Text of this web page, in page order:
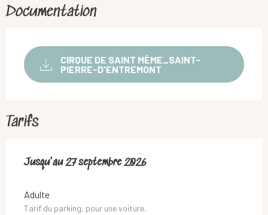
Documentation
CIRQUE DE SAINT MÊME_SAINT-
PIERRE-D'ENTREMONT
Tarifs
Du4 avril 2026au27 septembre 2026
Jusqu'au27 septembre 2026
Adulte
Tarif du parking, pour une voiture.